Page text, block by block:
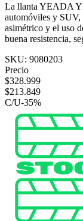
La llanta YEADA
automóviles y SUV,
asimétrico y el uso
buena resistencia,
SKU: 9080203
Precio
$328.999
$213.849
C/U-35%